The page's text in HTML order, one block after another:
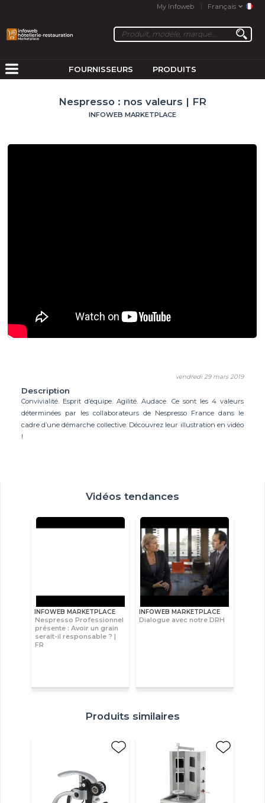
My Infoweb Français
FOURNISSEURS PRODUITS
Nespresso : nos valeurs | FR
INFOWEB MARKETPLACE
vendredi 29 mars 2019
Description
Convivialité. Esprit d’équipe. Agilité. Audace. Ce sont les 4 valeurs
déterminées par les collaborateurs de Nespresso France dans le
cadre d’une démarche collective. Découvrez leur illustration en vidéo
!
Vidéos tendances
INFOWEB MARKETPLACE
Nespresso Professionnel
présente : Avoir un grain
serait-il responsable ? |
FR
INFOWEB MARKETPLACE
Dialogue avec notre DRH
Produits similaires